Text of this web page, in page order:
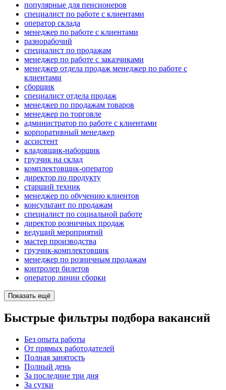
популярные для пенсионеров
специалист по работе с клиентами
оператор склада
менеджер по работе с клиентами
разнорабочий
специалист по продажам
менеджер по работе с заказчиками
менеджер отдела продаж менеджер по работе с
клиентами
сборщик
специалист отдела продаж
менеджер по продажам товаров
менеджер по торговле
администратор по работе с клиентами
корпоративный менеджер
ассистент
кладовщик-наборщик
грузчик на склад
комплектовщик-оператор
директор по продукту
старший техник
менеджер по обучению клиентов
консультант по продажам
специалист по социальной работе
директор розничных продаж
ведущий мероприятий
мастер производства
грузчик-комплектовщик
менеджер по розничным продажам
контролер билетов
оператор линии сборки
Показать ещё
Быстрые фильтры подбора вакансий
Без опыта работы
От прямых работодателей
Полная занятость
Полный день
За последние три дня
За сутки